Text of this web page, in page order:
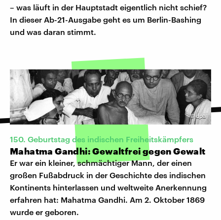
– was läuft in der Hauptstadt eigentlich nicht schief?
In dieser Ab-21-Ausgabe geht es um Berlin-Bashing
und was daran stimmt.
©dpa
150. Geburtstag des indischen Freiheitskämpfers
Mahatma Gandhi: Gewaltfrei gegen Gewalt
Er war ein kleiner, schmächtiger Mann, der einen
großen Fußabdruck in der Geschichte des indischen
Kontinents hinterlassen und weltweite Anerkennung
erfahren hat: Mahatma Gandhi. Am 2. Oktober 1869
wurde er geboren.